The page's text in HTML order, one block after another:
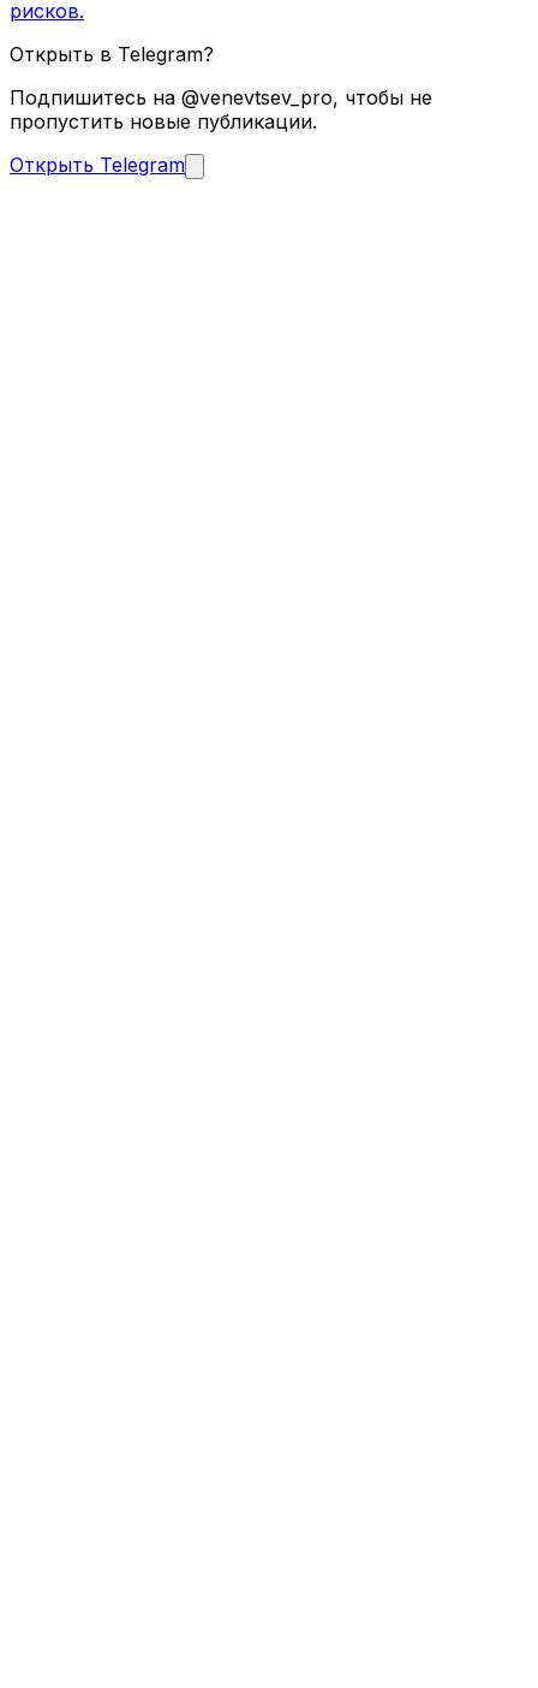
рисков.
Открыть в Telegram?
Подпишитесь на @venevtsev_pro, чтобы не
пропустить новые публикации.
Открыть Telegram